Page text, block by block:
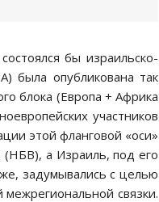
бы израильско-
была опубликована так
блока (Европа + Африка
участников
этой фланговой «оси»
(НБВ), а Израиль, под его
задумывались с целью
связки.